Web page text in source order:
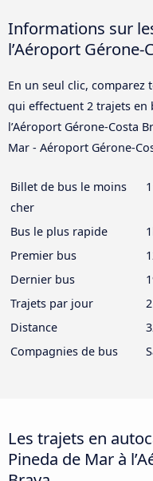
Informations sur
l’Aéroport Gérone-
En un seul clic, comparez
qui effectuent 2 trajets en
l’Aéroport Gérone-Costa
Mar - Aéroport Gérone-
Billet de bus le moins
cher
Bus le plus rapide
Premier bus
Dernier bus
Trajets par jour
Distance
Compagnies de bus
Les trajets en
Pineda de Mar à